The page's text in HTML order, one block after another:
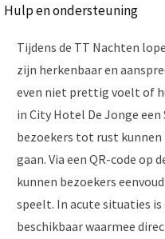
Hulp en ondersteuning
Tijdens de TT Nachten
zijn herkenbaar en
even niet prettig voelt of
in City Hotel De Jonge
bezoekers tot rust
gaan. Via een QR-code op
kunnen bezoekers
speelt. In acute situaties
beschikbaar waarmee